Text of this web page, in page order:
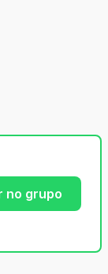
no grupo